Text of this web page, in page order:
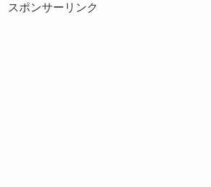
スポンサーリンク